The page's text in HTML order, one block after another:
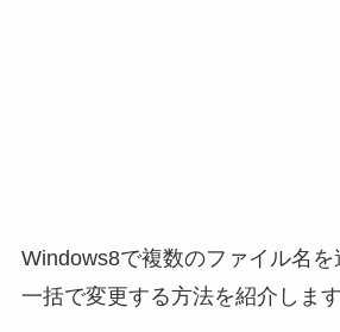
Windows8で複数のファイル名
一括で変更する方法を紹介します